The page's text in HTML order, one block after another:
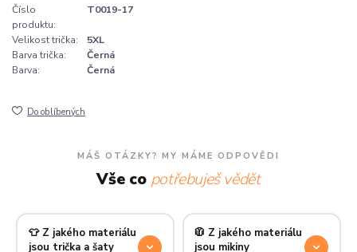
Číslo
produktu:
T0019-17
Velikost trička:
5XL
Barva trička:
Černá
Barva:
Černá
Do oblíbených
MÁŠ OTÁZKY? MY MÁME ODPOVĚDI
Vše co potřebuješ vědět
👕 Z jakého materiálu
jsou trička a šaty
🧥 Z jakého materiálu
jsou mikiny